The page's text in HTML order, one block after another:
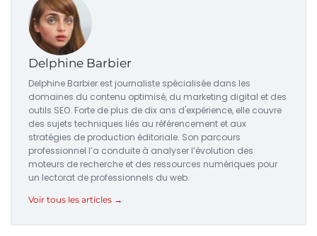
Delphine Barbier
Delphine Barbier est journaliste spécialisée dans les
domaines du contenu optimisé, du marketing digital et des
outils SEO. Forte de plus de dix ans d'expérience, elle couvre
des sujets techniques liés au référencement et aux
stratégies de production éditoriale. Son parcours
professionnel l’a conduite à analyser l’évolution des
moteurs de recherche et des ressources numériques pour
un lectorat de professionnels du web.
Voir tous les articles →